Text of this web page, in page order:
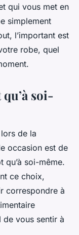
qui vous met en
simplement
l’important est
robe, quel
soi-
de la
occasion est de
qu’à soi-même.
ce choix,
correspondre à
vous sentir à